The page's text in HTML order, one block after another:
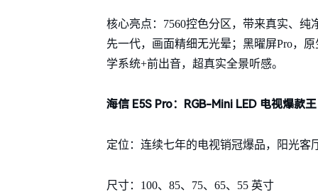
核心亮点：7560控色分区，带来真实、
先一代，画面精细无光晕；黑曜屏Pro，
学系统+前出音，超真实全景听感。
海信 E5S Pro：RGB-Mini LED 电视爆款
定位：连续七年的电视销冠爆品，阳光客
尺寸：100、85、75、65、55 英寸